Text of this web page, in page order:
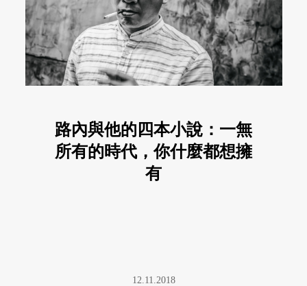
路內與他的四本小說：一無
所有的時代，你什麼都想擁
有
12.11.2018